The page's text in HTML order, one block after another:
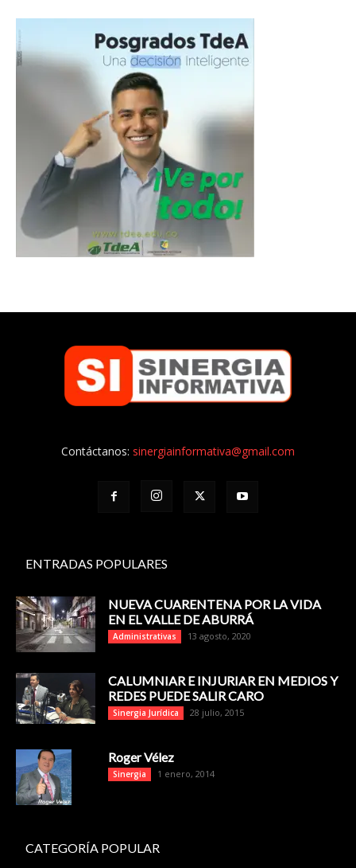
Contáctanos: sinergiainformativa@gmail.com
ENTRADAS POPULARES
NUEVA CUARENTENA POR LA VIDA
EN EL VALLE DE ABURRÁ
Administrativas 13 agosto, 2020
CALUMNIAR E INJURIAR EN MEDIOS Y
REDES PUEDE SALIR CARO
Sinergia Jurídica 28 julio, 2015
Roger Vélez
Sinergia 1 enero, 2014
CATEGORÍA POPULAR